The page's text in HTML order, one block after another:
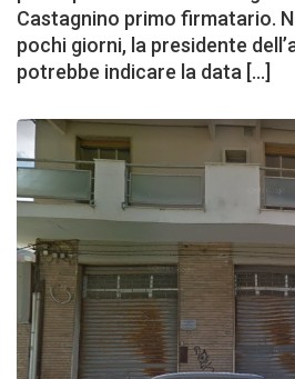
Castagnino primo firmatario.
pochi giorni, la presidente
potrebbe indicare la data […]